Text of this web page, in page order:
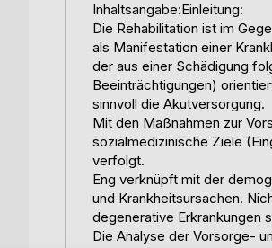
Inhaltsangabe:Einleitung:
Die Rehabilitation ist im
als Manifestation einer
der aus einer Schädigung
Beeinträchtigungen)
sinnvoll die Akutversorgung.
Mit den Maßnahmen zur
sozialmedizinische Ziele
verfolgt.
Eng verknüpft mit der
und Krankheitsursachen.
degenerative Erkrankungen
Die Analyse der Vorsorge-